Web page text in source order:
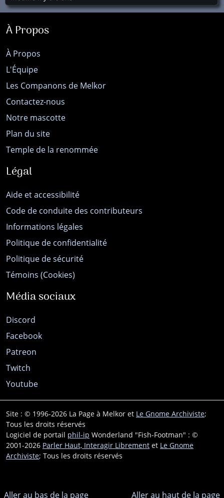
À Propos
À Propos
L'Équipe
Les Companons de Melkor
Contactez-nous
Notre mascotte
Plan du site
Temple de la renommée
Légal
Aide et accessibilité
Code de conduite des contributeurs
Informations légales
Politique de confidentialité
Politique de sécurité
Témoins (Cookies)
Média sociaux
Discord
Facebook
Patreon
Twitch
Youtube
Site : © 1996-2026 La Page à Melkor et Le Gnome Archiviste;
Tous les droits réservés
Logiciel de portail phil-ip Wonderland "Fish-Footman" : ©
2001-2026 Parler Haut, Interagir Librement et Le Gnome
Archiviste; Tous les droits réservés
Aller au bas de la page Aller au haut de la page